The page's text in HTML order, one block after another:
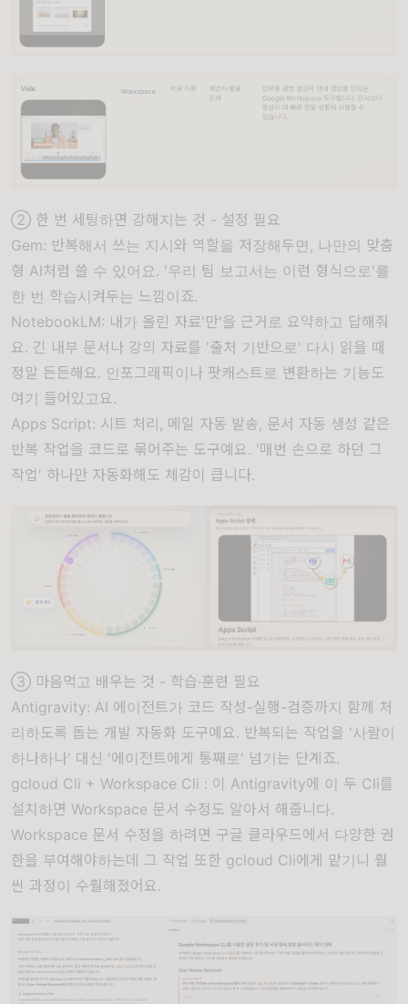
② 한 번 세팅하면 강해지는 것 - 설정 필요
Gem: 반복해서 쓰는 지시와 역할을 저장해두면, 나만의 맞춤
형 AI처럼 쓸 수 있어요. '우리 팀 보고서는 이런 형식으로'를
한 번 학습시켜두는 느낌이죠.
NotebookLM: 내가 올린 자료'만'을 근거로 요약하고 답해줘
요. 긴 내부 문서나 강의 자료를 '출처 기반으로' 다시 읽을 때
정말 든든해요. 인포그래픽이나 팟캐스트로 변환하는 기능도
여기 들어있고요.
Apps Script: 시트 처리, 메일 자동 발송, 문서 자동 생성 같은
반복 작업을 코드로 묶어주는 도구예요. '매번 손으로 하던 그
작업' 하나만 자동화해도 체감이 큽니다.
③ 마음먹고 배우는 것 - 학습·훈련 필요
Antigravity: AI 에이전트가 코드 작성-실행-검증까지 함께 처
리하도록 돕는 개발 자동화 도구예요. 반복되는 작업을 '사람이
하나하나' 대신 '에이전트에게 통째로' 넘기는 단계죠.
gcloud Cli + Workspace Cli : 이 Antigravity에 이 두 Cli를
설치하면 Workspace 문서 수정도 알아서 해줍니다.
Workspace 문서 수정을 하려면 구글 클라우드에서 다양한 권
한을 부여해야하는데 그 작업 또한 gcloud Cli에게 맡기니 훨
씬 과정이 수훨해졌어요.